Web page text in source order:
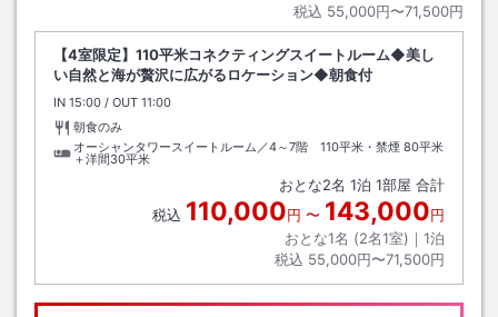
税込 55,000円〜71,500円
【4室限定】110平米コネクティングスイートルーム◆美し
い自然と海が贅沢に広がるロケーション◆朝食付
IN チェックイン
15:00 / OUT チェックアウト
11:00
朝食のみ
オーシャンタワースイートルーム／4～7階 110平米・禁煙 80平米
＋洋間30平米
おとな2名 1泊 1部屋 合計
税込 110,000円 〜 143,000円
おとな1名 (2名1室)｜ 1泊
税込 55,000円〜71,500円